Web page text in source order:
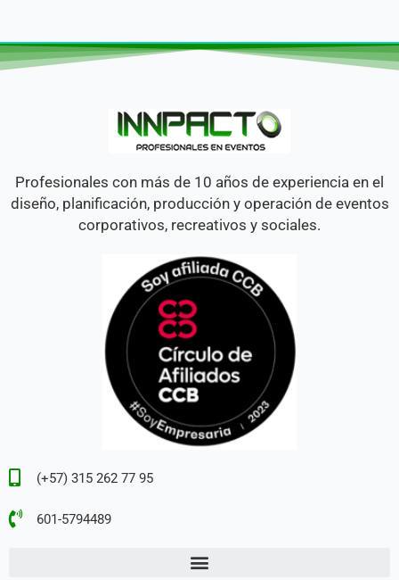
Profesionales con más de 10 años de experiencia en el
diseño, planificación, producción y operación de eventos
corporativos, recreativos y sociales.
(+57) 315 262 77 95
601-5794489